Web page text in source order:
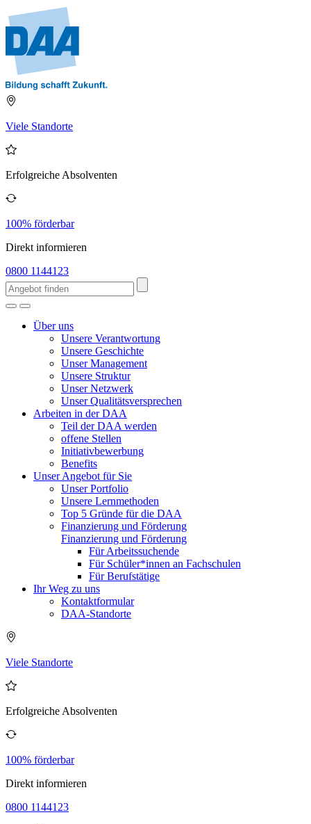
Viele Standorte
Erfolgreiche Absolventen
100% förderbar
Direkt informieren
0800 1144123
Über uns
Unsere Verantwortung
Unsere Geschichte
Unser Management
Unsere Struktur
Unser Netzwerk
Unser Qualitätsversprechen
Arbeiten in der DAA
Teil der DAA werden
offene Stellen
Initiativbewerbung
Benefits
Unser Angebot für Sie
Unser Portfolio
Unsere Lernmethoden
Top 5 Gründe für die DAA
Finanzierung und Förderung
Finanzierung und Förderung
Für Arbeitssuchende
Für Schüler*innen an Fachschulen
Für Berufstätige
Ihr Weg zu uns
Kontaktformular
DAA-Standorte
Viele Standorte
Erfolgreiche Absolventen
100% förderbar
Direkt informieren
0800 1144123